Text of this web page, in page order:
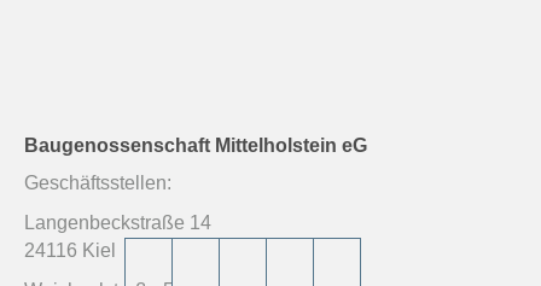
Baugenossenschaft Mittelholstein eG
Geschäftsstellen:
Langenbeckstraße 14
24116 Kiel